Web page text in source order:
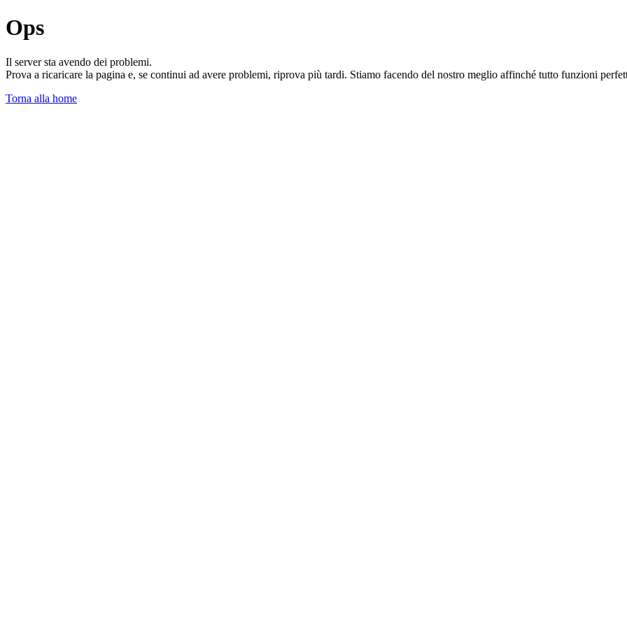
Ops
Il server sta avendo dei problemi.
Prova a ricaricare la pagina e, se continui ad avere problemi, riprova più tardi. Stiamo facendo del nostro meglio affinché tutto funzioni
Torna alla home